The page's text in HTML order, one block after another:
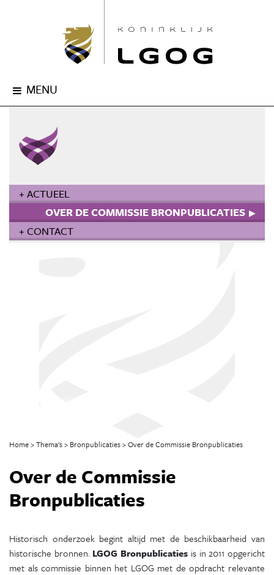
MENU
+ ACTUEEL
OVER DE COMMISSIE BRONPUBLICATIES
+ CONTACT
Home Thema's Bronpublicaties Over de Commissie Bronpublicaties
Over de Commissie
Bronpublicaties
Historisch onderzoek begint altijd met de beschikbaarheid van
historische bronnen. LGOG Bronpublicaties is in 2011 opgericht
met als commissie binnen het LGOG met de opdracht relevante